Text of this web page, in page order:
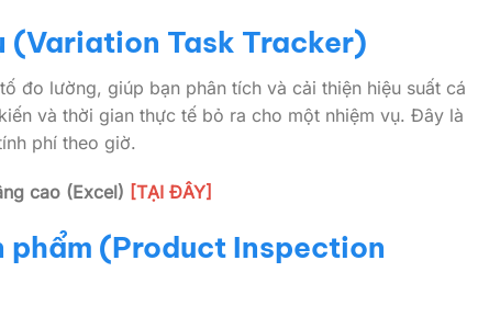
(Variation Task Tracker)
đo lường, giúp bạn phân tích và cải thiện hiệu suất cá
và thời gian thực tế bỏ ra cho một nhiệm vụ. Đây là
phí theo giờ.
cao (Excel) [TẠI ĐÂY]
(Product Inspection